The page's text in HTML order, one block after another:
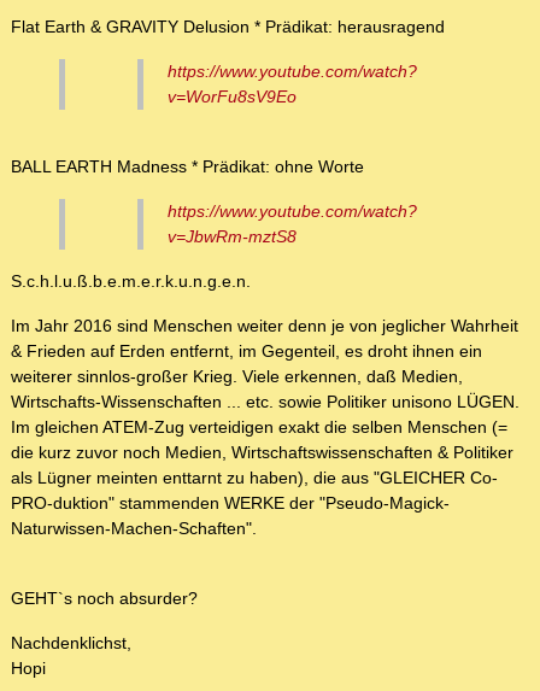
Flat Earth & GRAVITY Delusion * Prädikat: herausragend
https://www.youtube.com/watch?
v=WorFu8sV9Eo
BALL EARTH Madness * Prädikat: ohne Worte
https://www.youtube.com/watch?
v=JbwRm-mztS8
S.c.h.l.u.ß.b.e.m.e.r.k.u.n.g.e.n.
Im Jahr 2016 sind Menschen weiter denn je von jeglicher Wahrheit
& Frieden auf Erden entfernt, im Gegenteil, es droht ihnen ein
weiterer sinnlos-großer Krieg. Viele erkennen, daß Medien,
Wirtschafts-Wissenschaften ... etc. sowie Politiker unisono LÜGEN.
Im gleichen ATEM-Zug verteidigen exakt die selben Menschen (=
die kurz zuvor noch Medien, Wirtschaftswissenschaften & Politiker
als Lügner meinten enttarnt zu haben), die aus "GLEICHER Co-
PRO-duktion" stammenden WERKE der "Pseudo-Magick-
Naturwissen-Machen-Schaften".
GEHT`s noch absurder?
Nachdenklichst,
Hopi